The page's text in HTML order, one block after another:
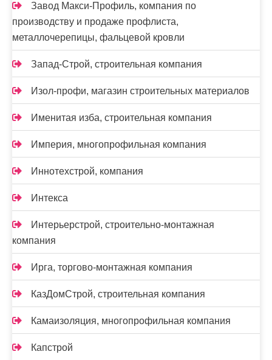
Завод Макси-Профиль, компания по
производству и продаже профлиста,
металлочерепицы, фальцевой кровли
Запад-Строй, строительная компания
Изол-профи, магазин строительных материалов
Именитая изба, строительная компания
Империя, многопрофильная компания
Иннотехстрой, компания
Интекса
Интерьерстрой, строительно-монтажная
компания
Ирга, торгово-монтажная компания
КазДомСтрой, строительная компания
Камаизоляция, многопрофильная компания
Капстрой